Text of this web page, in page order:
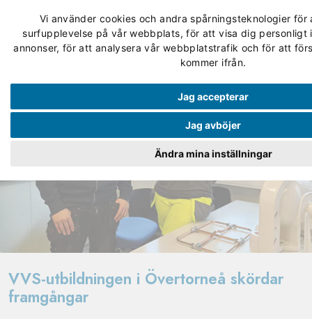
Vi använder cookies och andra spårningsteknologier
surfupplevelse på vår webbplats, för att visa dig personligt
annonser, för att analysera vår webbplatstrafik och för att
kommer ifrån.
Jag accepterar
Jag avböjer
Ändra mina inställningar
VVS-utbildningen i Övertorneå skördar
framgångar